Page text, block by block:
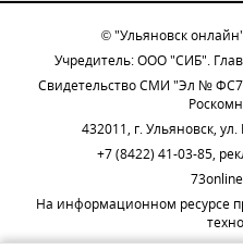
© "Ульяновск
Учредитель: ООО "СИБ".
Свидетельство СМИ "Эл №
432011, г. Ульяновск,
+7 (8422) 41-03-85,
На информационном ресурсе